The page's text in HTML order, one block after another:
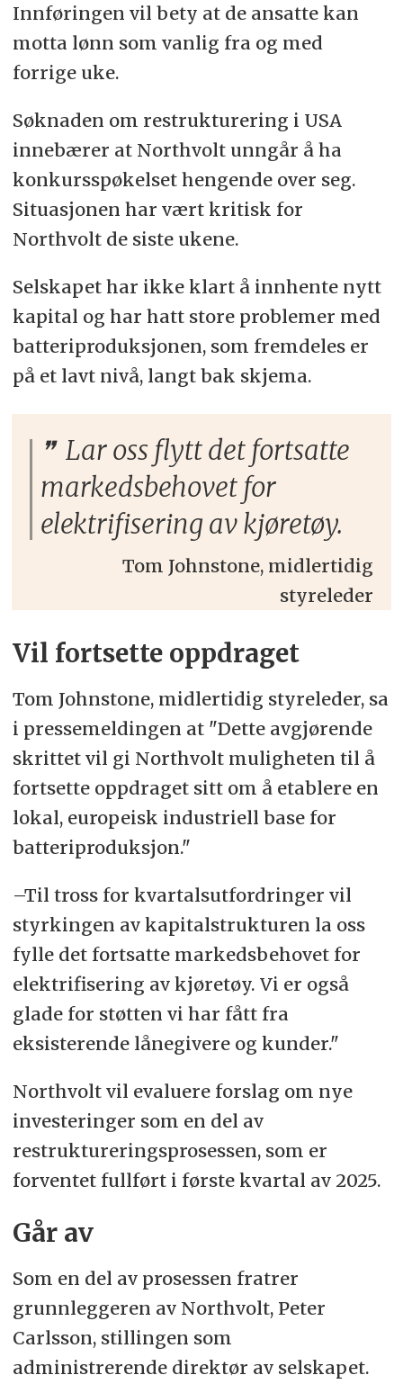
Innføringen vil bety at de ansatte kan
motta lønn som vanlig fra og med
forrige uke.
Søknaden om restrukturering i USA
innebærer at Northvolt unngår å ha
konkursspøkelset hengende over seg.
Situasjonen har vært kritisk for
Northvolt de siste ukene.
Selskapet har ikke klart å innhente nytt
kapital og har hatt store problemer med
batteriproduksjonen, som fremdeles er
på et lavt nivå, langt bak skjema.
Lar oss flytt det fortsatte
markedsbehovet for
elektrifisering av kjøretøy.
Tom Johnstone, midlertidig
styreleder
Vil fortsette oppdraget
Tom Johnstone, midlertidig styreleder, sa
i pressemeldingen at "Dette avgjørende
skrittet vil gi Northvolt muligheten til å
fortsette oppdraget sitt om å etablere en
lokal, europeisk industriell base for
batteriproduksjon."
–Til tross for kvartalsutfordringer vil
styrkingen av kapitalstrukturen la oss
fylle det fortsatte markedsbehovet for
elektrifisering av kjøretøy. Vi er også
glade for støtten vi har fått fra
eksisterende lånegivere og kunder."
Northvolt vil evaluere forslag om nye
investeringer som en del av
restruktureringsprosessen, som er
forventet fullført i første kvartal av 2025.
Går av
Som en del av prosessen fratrer
grunnleggeren av Northvolt, Peter
Carlsson, stillingen som
administrerende direktør av selskapet.